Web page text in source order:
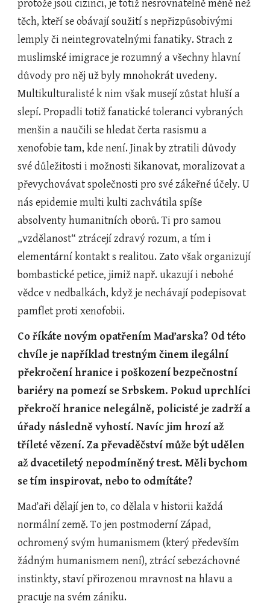
protože jsou cizinci, je totiž nesrovnatelně méně než
těch, kteří se obávají soužití s nepřizpůsobivými
lemply či neintegrovatelnými fanatiky. Strach z
muslimské imigrace je rozumný a všechny hlavní
důvody pro něj už byly mnohokrát uvedeny.
Multikulturalisté k nim však musejí zůstat hluší a
slepí. Propadli totiž fanatické toleranci vybraných
menšin a naučili se hledat čerta rasismu a
xenofobie tam, kde není. Jinak by ztratili důvody
své důležitosti i možnosti šikanovat, moralizovat a
převychovávat společnosti pro své zákeřné účely. U
nás epidemie multi kulti zachvátila spíše
absolventy humanitních oborů. Ti pro samou
„vzdělanost“ ztrácejí zdravý rozum, a tím i
elementární kontakt s realitou. Zato však organizují
bombastické petice, jimiž např. ukazují i nebohé
vědce v nedbalkách, když je nechávají podepisovat
pamflet proti xenofobii.
Co říkáte novým opatřením Maďarska? Od této
chvíle je například trestným činem ilegální
překročení hranice i poškození bezpečnostní
bariéry na pomezí se Srbskem. Pokud uprchlíci
překročí hranice nelegálně, policisté je zadrží a
úřady následně vyhostí. Navíc jim hrozí až
tříleté vězení. Za převaděčství může být udělen
až dvacetiletý nepodmíněný trest. Měli bychom
se tím inspirovat, nebo to odmítáte?
Maďaři dělají jen to, co dělala v historii každá
normální země. To jen postmoderní Západ,
ochromený svým humanismem (který především
žádným humanismem není), ztrácí sebezáchovné
instinkty, staví přirozenou mravnost na hlavu a
pracuje na svém zániku.